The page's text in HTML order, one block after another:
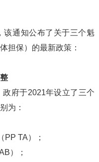
该通知公布了关于三个魁
担保）的最新政策：
府于2021年设立了三个
为：
PP TA）；
）；